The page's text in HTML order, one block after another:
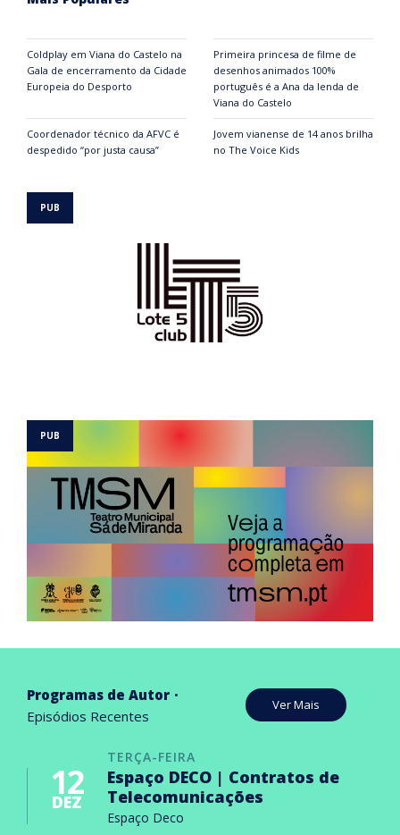
Coldplay em Viana do Castelo na
Gala de encerramento da Cidade
Europeia do Desporto
Primeira princesa de filme de
desenhos animados 100%
português é a Ana da lenda de
Viana do Castelo
Coordenador técnico da AFVC é
despedido “por justa causa”
Jovem vianense de 14 anos brilha
no The Voice Kids
Programas de Autor
Episódios Recentes
Ver Mais
TERÇA-FEIRA
12
DEZ
Espaço DECO | Contratos de
Telecomunicações
Espaço Deco